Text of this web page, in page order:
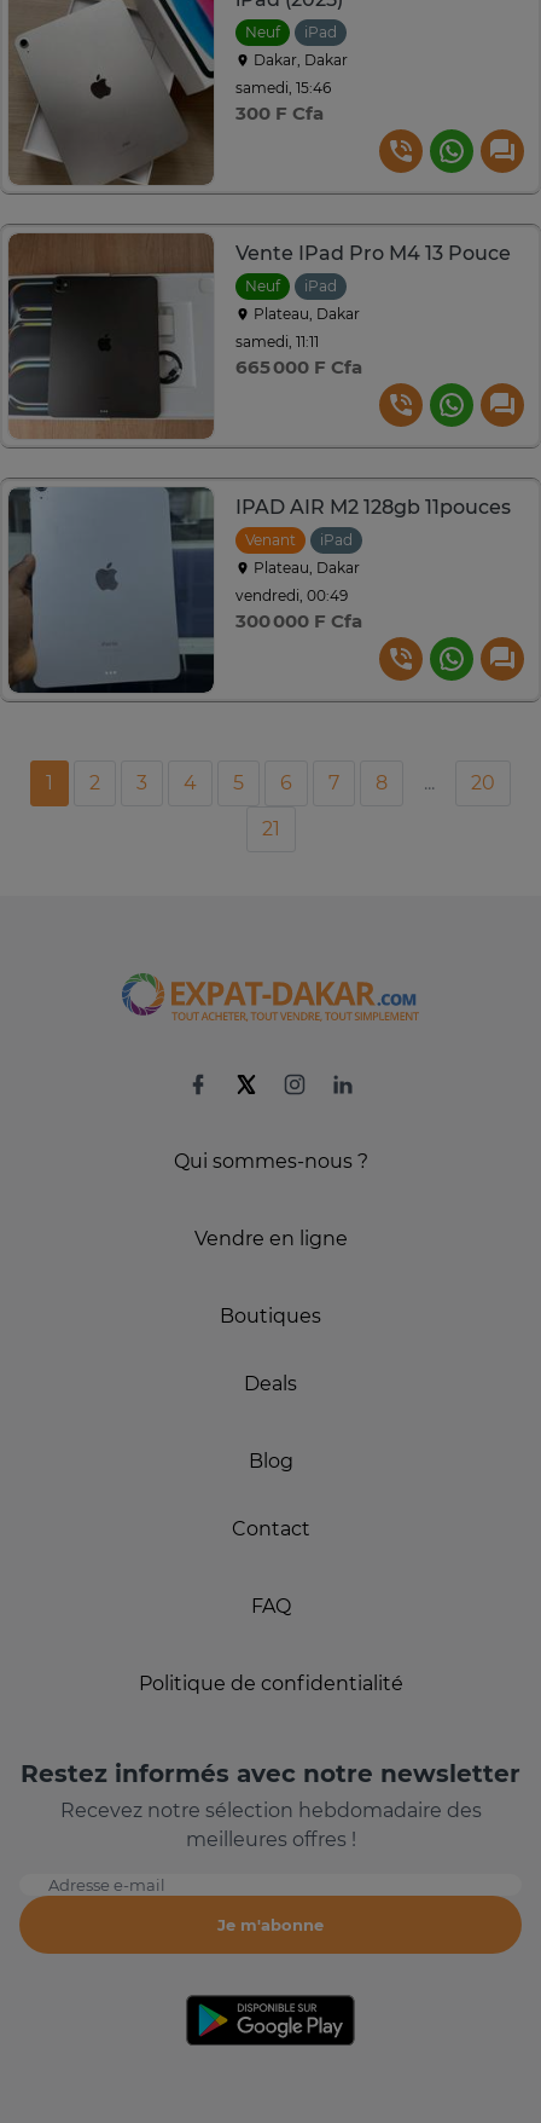
Neuf
iPad
Dakar, Dakar
samedi, 15:46
300 F Cfa
Vente IPad Pro M4 13 Pouce
Neuf
iPad
Plateau, Dakar
samedi, 11:11
665 000 F Cfa
IPAD AIR M2 128gb 11pouces
Venant
iPad
Plateau, Dakar
vendredi, 00:49
300 000 F Cfa
1 2 3 4 5 6 7 8 ...
20
21
Qui sommes-nous ?
Vendre en ligne
Boutiques
Deals
Blog
Contact
FAQ
Politique de confidentialité
Restez informés avec notre newsletter
Recevez notre sélection hebdomadaire des
meilleures offres !
Adresse e-mail
Je m'abonne